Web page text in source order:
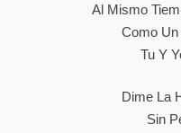
Al Mismo
Como
Tu Y
Dime La
Sin